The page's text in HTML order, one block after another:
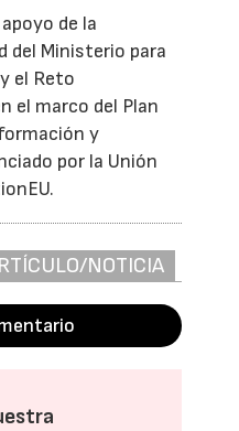
de la
del Ministerio para
el Reto
el marco del Plan
y
por la Unión
NOTICIA